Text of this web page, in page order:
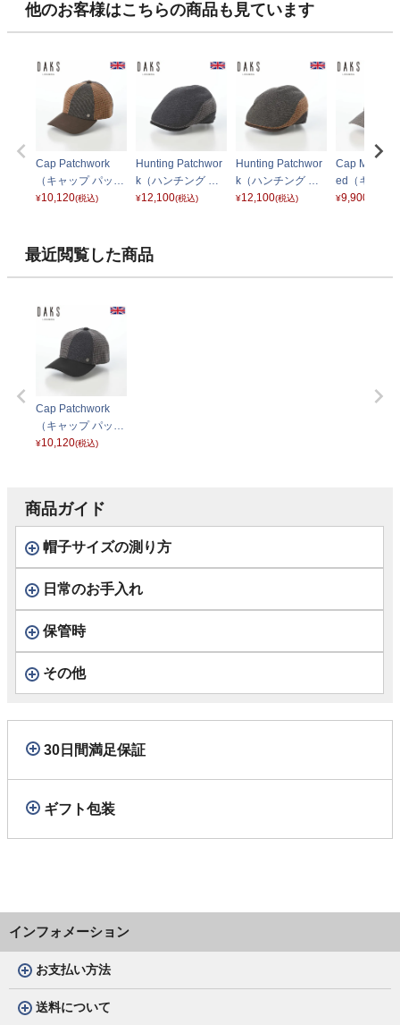
他のお客様はこちらの商品も見ています
Cap Patchwork
（キャップ パッチ
ワーク） D1921
¥10,120(税込)
Hunting Patchwor
k（ハンチング パ
ッチワーク） D19
¥12,100(税込)
Hunting Patchwor
k（ハンチング パ
ッチワーク） D19
¥12,100(税込)
Cap
ed（キャッ
ンジ ツイー
¥9,900
最近閲覧した商品
Cap Patchwork
（キャップ パッチ
ワーク） D1921
¥10,120(税込)
商品ガイド
帽子サイズの測り方
日常のお手入れ
保管時
その他
30日間満足保証
ギフト包装
インフォメーション
お支払い方法
送料について